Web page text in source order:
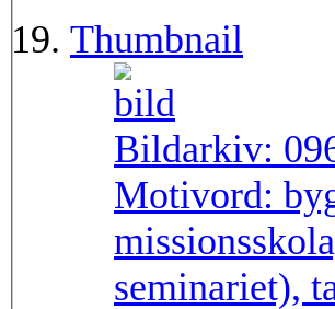
Thumbnail
Bildarkiv:
Motivord:
seminariet),